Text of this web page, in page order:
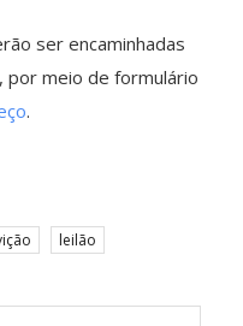
ser encaminhadas
por meio de formulário
.
leilão